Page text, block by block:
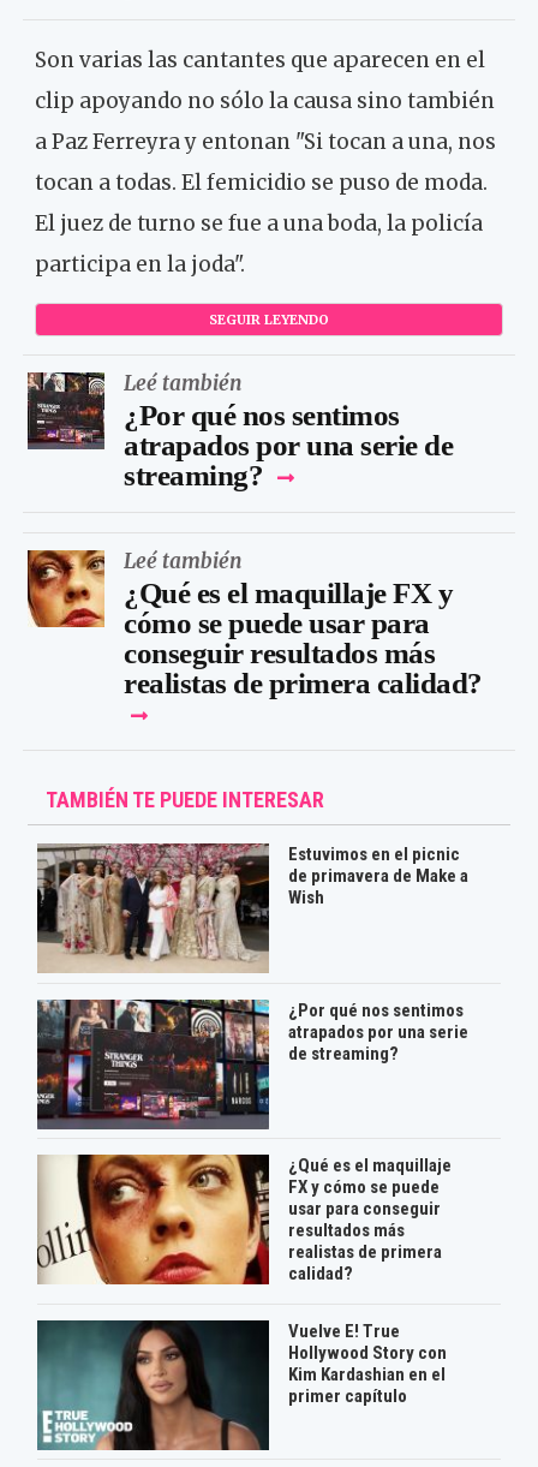
Son varias las cantantes que aparecen en el
clip apoyando no sólo la causa sino también
a Paz Ferreyra y entonan "Si tocan a una, nos
tocan a todas. El femicidio se puso de moda.
El juez de turno se fue a una boda, la policía
participa en la joda".
SEGUIR LEYENDO
Leé también
¿Por qué nos sentimos
atrapados por una serie de
streaming?
Leé también
¿Qué es el maquillaje FX y
cómo se puede usar para
conseguir resultados más
realistas de primera calidad?
TAMBIÉN TE PUEDE INTERESAR
Estuvimos en el picnic
de primavera de Make a
Wish
¿Por qué nos sentimos
atrapados por una serie
de streaming?
¿Qué es el maquillaje
FX y cómo se puede
usar para conseguir
resultados más
realistas de primera
calidad?
Vuelve E! True
Hollywood Story con
Kim Kardashian en el
primer capítulo